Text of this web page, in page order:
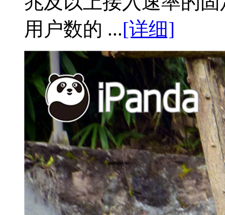
用户数的 ...[详细]